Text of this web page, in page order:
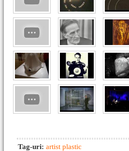
Tag-uri: artist plastic